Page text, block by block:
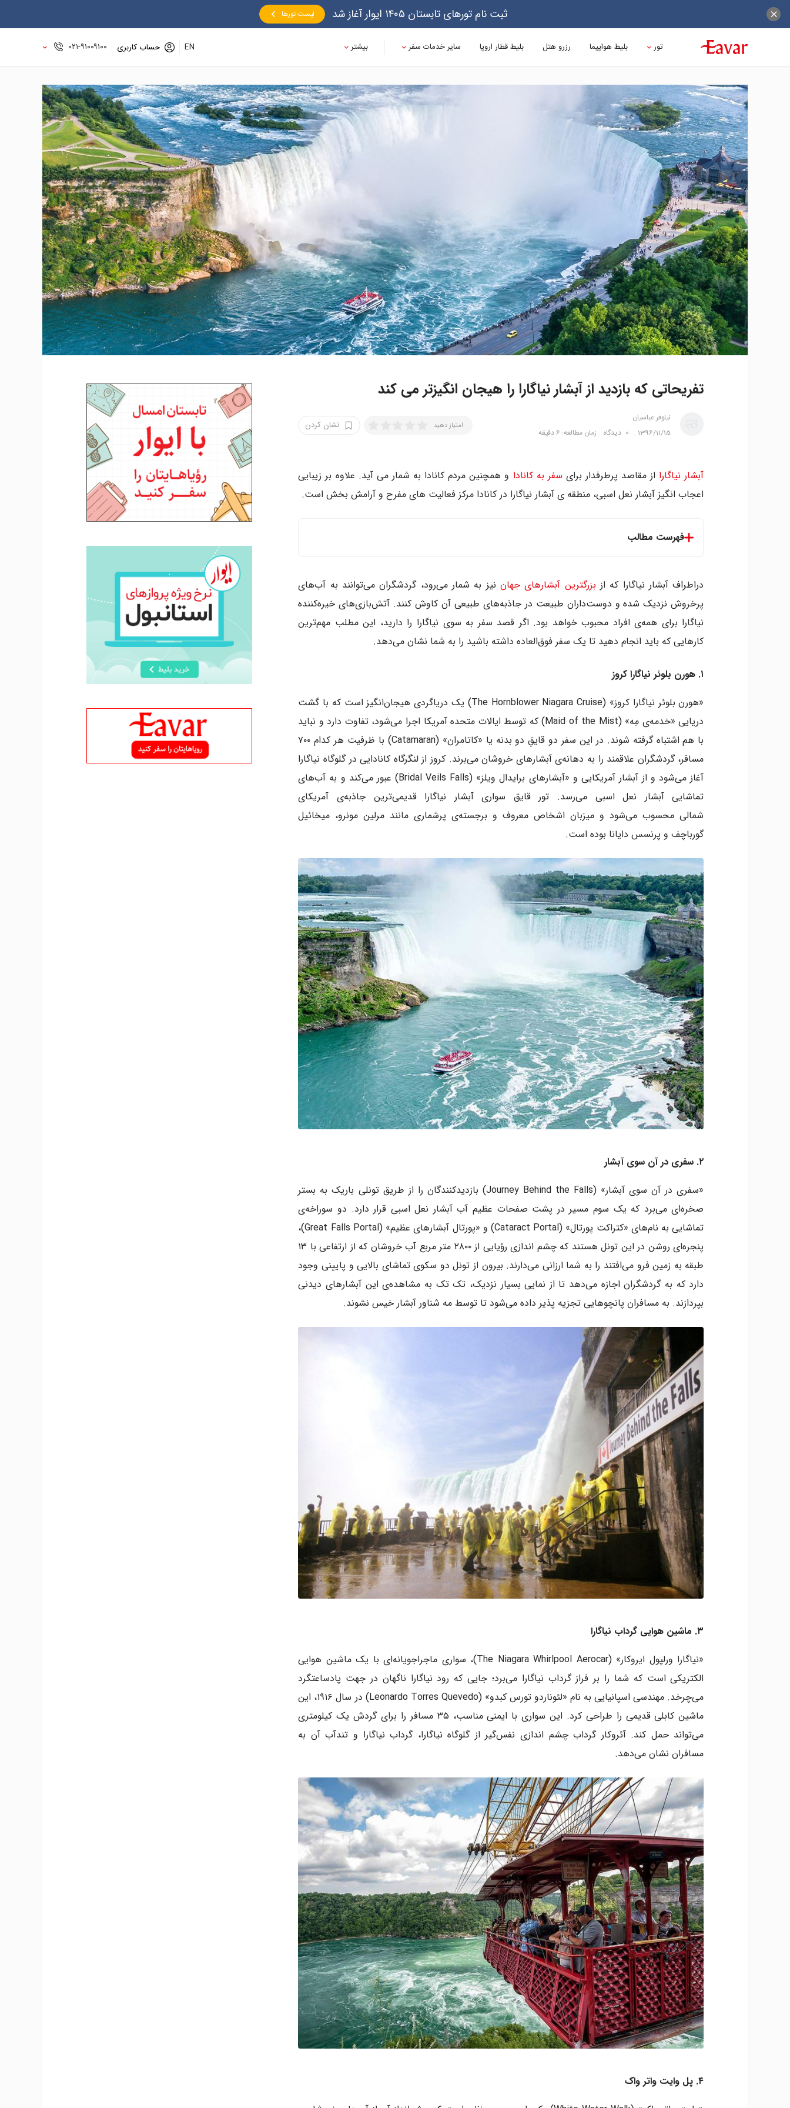
ثبت نام تورهای تابستان ۱۴۰۵ ایوار آغاز شد لیست تورها
تور بلیط هواپیما رزرو هتل بلیط قطار اروپا سایر خدمات سفر بیشتر EN حساب کاربری ۰۲۱-۹۱۰۰۹۱۰۰
تفریحاتی که بازدید از آبشار نیاگارا را هیجان انگیزتر می کند
نیلوفر عباسیان
1396/11/15
0 دیدگاه زمان مطالعه: 6 دقیقه
امتیاز دهید نشان کردن
آبشار نیاگارا از مقاصد پرطرفدار برای سفر به کانادا و همچنین مردم کانادا به شمار می آید. علاوه بر زیبایی
اعجاب انگیز آبشار نعل اسبی، منطقه ی آبشار نیاگارا در کانادا مرکز فعالیت های مفرح و آرامش بخش است.
فهرست مطالب
۲. سفری در آن سوی آبشار
۴. پل وایت واتر واک
۵. قلمرو پرندگان نیاگارا
۶. حفاظتگاه پروانه‌ی نیاگارا
۸. نمایش آتش بازی نیاگارا
دراطراف آبشار نیاگارا که از بزرگترین آبشار‌های جهاننیز به شمار می‌رود، گردشگران می‌توانند به آب‌های
پرخروش نزدیک شده و دوست‌داران طبیعت در جاذبه‌های طبیعی آن کاوش کنند. آتش‌بازی‌های خیره‌کننده
نیاگارا برای همه‌ی افراد محبوب خواهد بود. اگر قصد سفر به سوی نیاگارا را دارید، این مطلب مهم‌ترین
کارهایی که باید انجام دهید تا یک سفر فوق‌العاده داشته باشید را به شما نشان می‌دهد.
۱. هورن بلوئر نیاگارا کروز
«هورن بلوئر نیاگارا کروز» (The Hornblower Niagara Cruise) یک دریاگردی هیجان‌انگیز است که با گشت
دریایی «خدمه‌ی مِه» (Maid of the Mist) که توسط ایالات متحده آمریکا اجرا می‌شود، تفاوت دارد و نباید
با هم اشتباه گرفته شوند. در این سفر دو قایقِ دو بدنه یا «کاتامران» (Catamaran) با ظرفیت هر کدام ۷۰۰
مسافر، گردشگران علاقمند را به دهانه‌ی آبشارهای خروشان می‌برند. کروز از لنگرگاه کانادایی در گلوگاه نیاگارا
آغاز می‌شود و از آبشار آمریکایی و «آبشارهای برایدال ویلز» (Bridal Veils Falls) عبور می‌کند و به آب‌های
تماشایی آبشار نعل اسبی می‌رسد. تور قایق سواری آبشار نیاگارا قدیمی‌ترین جاذبه‌ی آمریکای
شمالی محسوب می‌شود و میزبان اشخاص معروف و برجسته‌ی پرشماری مانند مرلین مونرو، میخائیل
گورباچف و پرنسس دایانا بوده است.
۲. سفری در آن سوی آبشار
«سفری در آن سوی آبشار» (Journey Behind the Falls) بازدیدکنندگان را از طریق تونلی باریک به بستر
صخره‌ای می‌برد که یک سوم مسیر در پشت صفحات عظیم آب آبشار نعل اسبی قرار دارد. دو سوراخه‌ی
تماشایی به نام‌های «کتراکت پورتال» (Cataract Portal) و «پورتال آبشارهای عظیم» (Great Falls Portal)،
پنجره‌ای روشن در این تونل هستند که چشم اندازی رؤیایی از ۲۸۰۰ متر مربع آب خروشان که از ارتفاعی با ۱۳
طبقه به زمین فرو می‌افتند را به شما ارزانی می‌دارند. بیرون از تونل دو سکوی تماشای بالایی و پایینی وجود
دارد که به گردشگران اجازه می‌دهد تا از نمایی بسیار نزدیک، تک تک به مشاهده‌ی این آبشارهای دیدنی
بپردازند. به مسافران پانچوهایی تجزیه پذیر داده می‌شود تا توسط مه شناور آبشار خیس نشوند.
۳. ماشین هوایی گرداب نیاگارا
«نیاگارا ورلپول ایروکار» (The Niagara Whirlpool Aerocar)، سواری ماجراجویانه‌‌ای با یک ماشین هوایی
الکتریکی است که شما را بر فراز گرداب نیاگارا می‌برد؛ جایی که رود نیاگارا ناگهان در جهت پادساعتگرد
می‌چرخد. مهندسی اسپانیایی به نام «لئوناردو تورس کبدو» (Leonardo Torres Quevedo) در سال ۱۹۱۶، این
ماشین کابلی قدیمی را طراحی کرد. این سواری با ایمنی مناسب، ۳۵ مسافر را برای گردش یک کیلومتری
می‌تواند حمل کند. آئروکار گرداب چشم اندازی نفس‌گیر از گلوگاه نیاگارا، گرداب نیاگارا و تندآب آن به
مسافران نشان می‌دهد.
۴. پل وایت واتر واک